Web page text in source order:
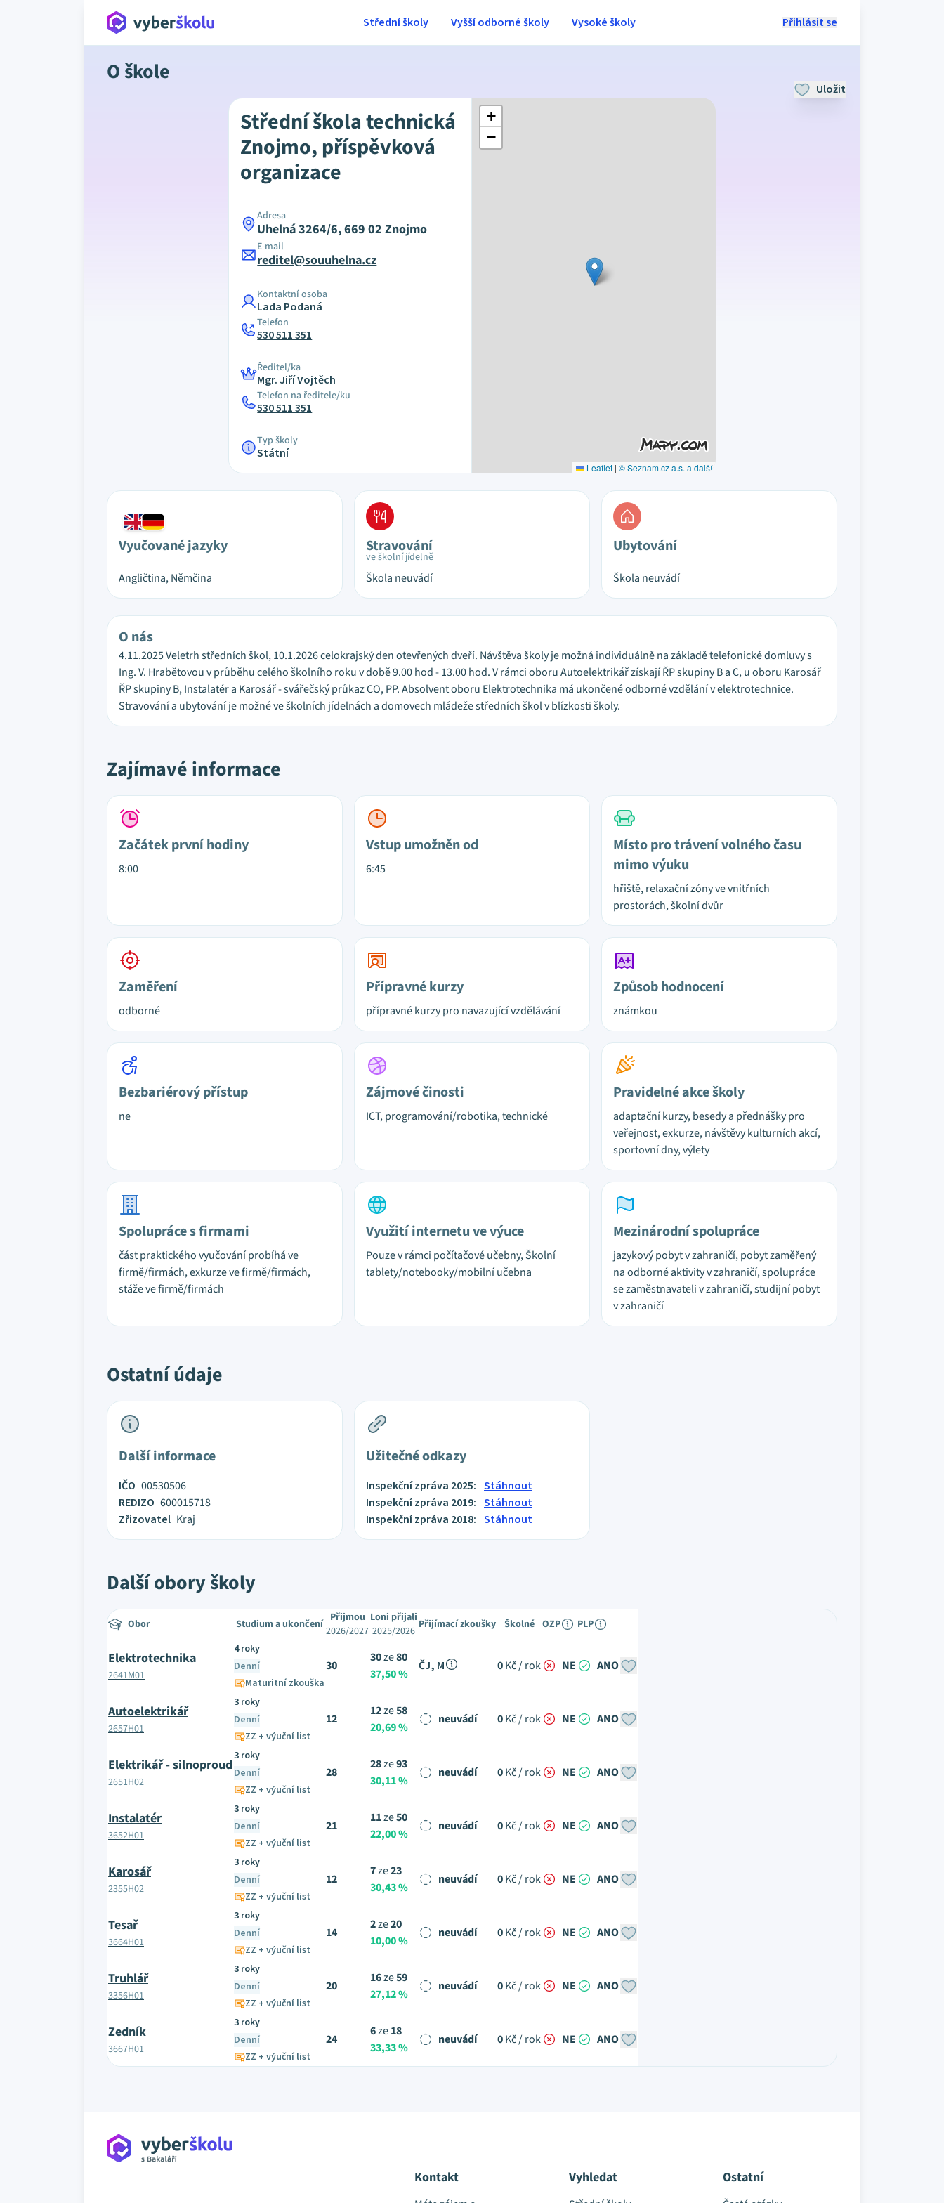
Přihlásit se
Střední školy Vyšší odborné školy Vysoké školy
O škole
Uložit
Střední škola technická
Znojmo, příspěvková
organizace
Adresa
Uhelná 3264/6, 669 02 Znojmo
E-mail
reditel@souuhelna.cz
Kontaktní osoba
Lada Podaná
Telefon
530 511 351
Ředitel/ka
Mgr. Jiří Vojtěch
Telefon na ředitele/ku
530 511 351
Typ školy
Státní
+
−
Leaflet | © Seznam.cz a.s. a další
Vyučované jazyky
Angličtina, Němčina
Stravování
ve školní jídelně
Škola neuvádí
Ubytování
Škola neuvádí
O nás
4.11.2025 Veletrh středních škol, 10.1.2026 celokrajský den otevřených dveří. Návštěva školy je možná individuálně na základě telefonické domluvy s
Ing. V. Hrabětovou v průběhu celého školního roku v době 9.00 hod - 13.00 hod. V rámci oboru Autoelektrikář získají ŘP skupiny B a C, u oboru Karosář
ŘP skupiny B, Instalatér a Karosář - svářečský průkaz CO, PP. Absolvent oboru Elektrotechnika má ukončené odborné vzdělání v elektrotechnice.
Stravování a ubytování je možné ve školních jídelnách a domovech mládeže středních škol v blízkosti školy.
Zajímavé informace
Začátek první hodiny
8:00
Vstup umožněn od
6:45
Místo pro trávení volného času
mimo výuku
hřiště, relaxační zóny ve vnitřních
prostorách, školní dvůr
Zaměření
odborné
Přípravné kurzy
přípravné kurzy pro navazující vzdělávání
Způsob hodnocení
známkou
Bezbariérový přístup
ne
Zájmové činosti
ICT, programování/robotika, technické
Pravidelné akce školy
adaptační kurzy, besedy a přednášky pro
veřejnost, exkurze, návštěvy kulturních akcí,
sportovní dny, výlety
Spolupráce s firmami
část praktického vyučování probíhá ve
firmě/firmách, exkurze ve firmě/firmách,
stáže ve firmě/firmách
Využití internetu ve výuce
Pouze v rámci počítačové učebny, Školní
tablety/notebooky/mobilní učebna
Mezinárodní spolupráce
jazykový pobyt v zahraničí, pobyt zaměřený
na odborné aktivity v zahraničí, spolupráce
se zaměstnavateli v zahraničí, studijní pobyt
v zahraničí
Ostatní údaje
Další informace
IČO 00530506
REDIZO 600015718
Zřizovatel Kraj
Užitečné odkazy
Inspekční zpráva 2025: Stáhnout
Inspekční zpráva 2019: Stáhnout
Inspekční zpráva 2018: Stáhnout
Další obory školy
Obor Studium a ukončení Přijmou
2026/2027
Loni přijali
2025/2026 Přijímací zkoušky Školné OZP PLP
Elektrotechnika
2641M01
4 roky
Denní
Maturitní zkouška
30
30ze80
37,50 %
ČJ, M 0Kč / rok NE ANO
Autoelektrikář
2657H01
3 roky
Denní
ZZ + výuční list
12
12ze58
20,69 %
neuvádí 0Kč / rok NE ANO
Elektrikář - silnoproud
2651H02
3 roky
Denní
ZZ + výuční list
28
28ze93
30,11 %
neuvádí 0Kč / rok NE ANO
Instalatér
3652H01
3 roky
Denní
ZZ + výuční list
21
11ze50
22,00 %
neuvádí 0Kč / rok NE ANO
Karosář
2355H02
3 roky
Denní
ZZ + výuční list
12
7ze23
30,43 %
neuvádí 0Kč / rok NE ANO
Tesař
3664H01
3 roky
Denní
ZZ + výuční list
14
2ze20
10,00 %
neuvádí 0Kč / rok NE ANO
Truhlář
3356H01
3 roky
Denní
ZZ + výuční list
20
16ze59
27,12 %
neuvádí 0Kč / rok NE ANO
Zedník
3667H01
3 roky
Denní
ZZ + výuční list
24
6ze18
33,33 %
neuvádí 0Kč / rok NE ANO
Kontakt Vyhledat Ostatní